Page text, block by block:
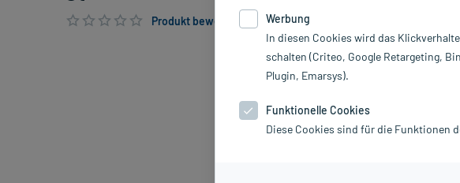
Produkt bewerten & PlusHerzen sichern
Werbung
In diesen Cookies wird das
schalten (Criteo, Google Retargeting,
Plugin, Emarsys).
Funktionelle Cookies
Diese Cookies sind für die Funktionen